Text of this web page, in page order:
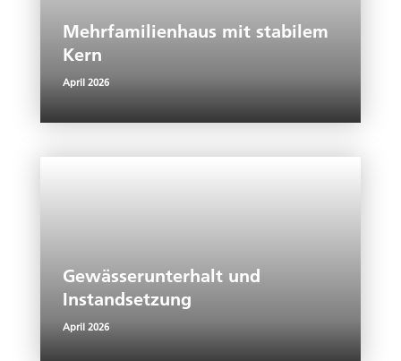
Mehrfamilienhaus mit stabilem
Kern
April 2026
Gewässerunterhalt und
Instandsetzung
April 2026